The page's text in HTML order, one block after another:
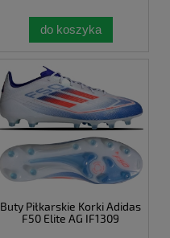
do koszyka
Buty Piłkarskie Korki Adidas
F50 Elite AG IF1309